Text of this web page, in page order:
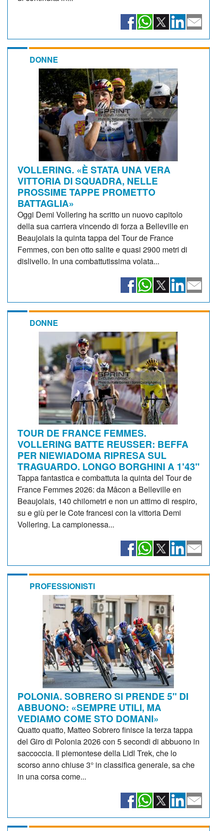
DONNE
VOLLERING. «È STATA UNA VERA
VITTORIA DI SQUADRA, NELLE
PROSSIME TAPPE PROMETTO
BATTAGLIA»
Oggi Demi Vollering ha scritto un nuovo capitolo
della sua carriera vincendo di forza a Belleville en
Beaujolais la quinta tappa del Tour de France
Femmes, con ben otto salite e quasi 2900 metri di
dislivello. In una combattutissima volata...
DONNE
TOUR DE FRANCE FEMMES.
VOLLERING BATTE REUSSER: BEFFA
PER NIEWIADOMA RIPRESA SUL
TRAGUARDO. LONGO BORGHINI A 1'43"
Tappa fantastica e combattuta la quinta del Tour de
France Femmes 2026: da Mâcon a Belleville en
Beaujolais, 140 chilometri e non un attimo di respiro,
su e giù per le Cote francesi con la vittoria Demi
Vollering. La campionessa...
PROFESSIONISTI
POLONIA. SOBRERO SI PRENDE 5" DI
ABBUONO: «SEMPRE UTILI, MA
VEDIAMO COME STO DOMANI»
Quatto quatto, Matteo Sobrero finisce la terza tappa
del Giro di Polonia 2026 con 5 secondi di abbuono in
saccoccia. Il piemontese della Lidl Trek, che lo
scorso anno chiuse 3° in classifica generale, sa che
in una corsa come...